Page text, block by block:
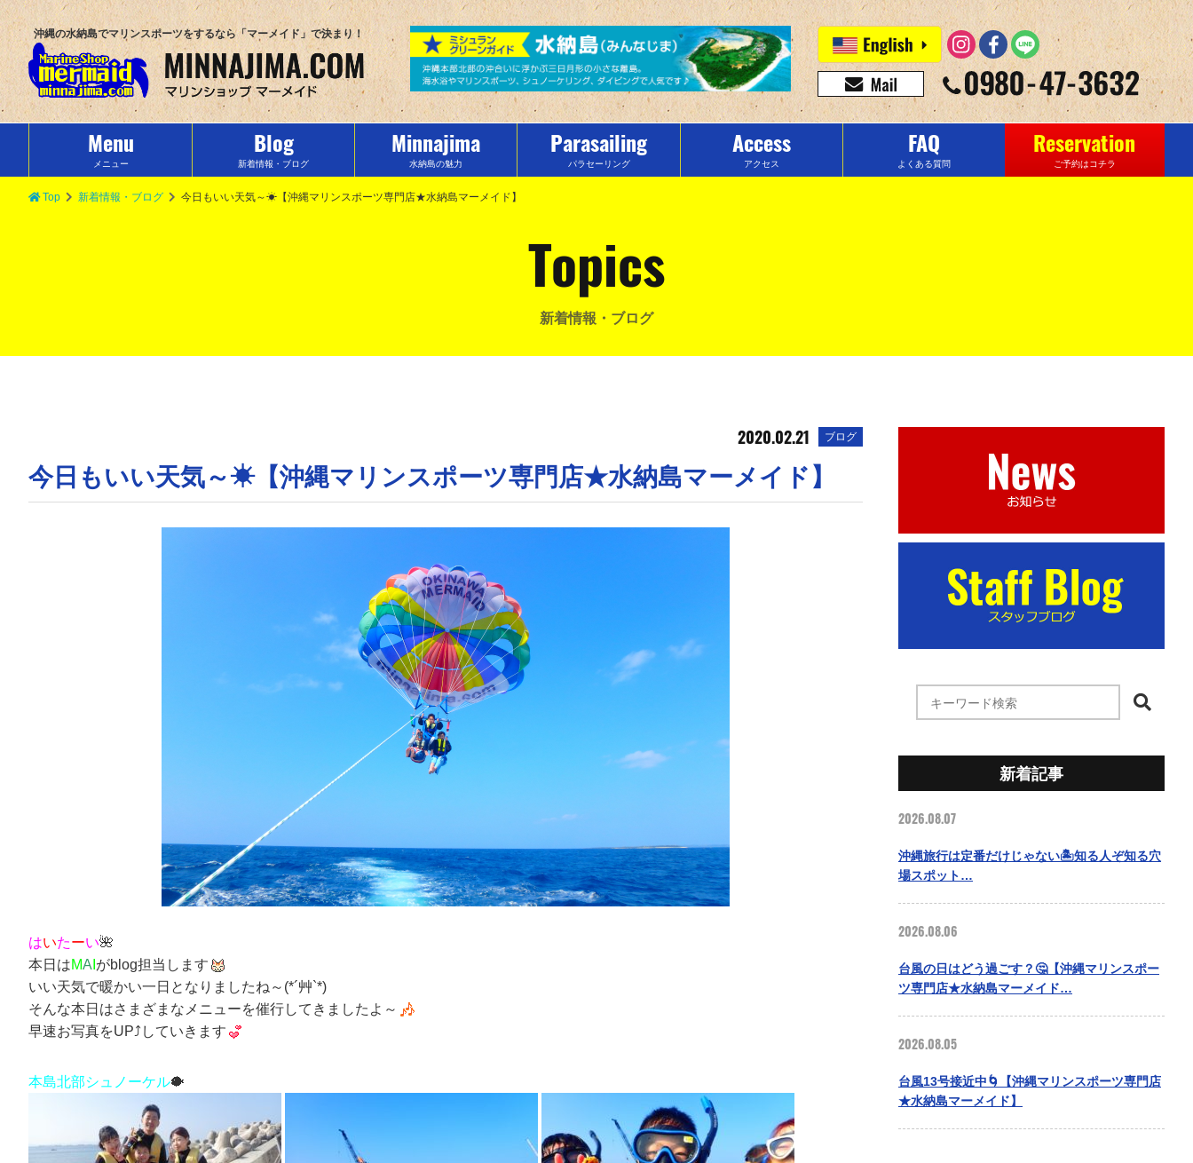
沖縄の水納島でマリンスポーツをするなら「マーメイド」で決まり！
Menu
メニュー
Blog
新着情報・ブログ
Minnajima
水納島の魅力
Parasailing
パラセーリング
Access
アクセス
FAQ
よくある質問
Reservation
ご予約はコチラ
Top 新着情報・ブログ 今日もいい天気～☀【沖縄マリンスポーツ専門店★水納島マーメイド】
Topics
新着情報・ブログ
2020.02.21 ブログ
今日もいい天気～☀【沖縄マリンスポーツ専門店★水納島マーメイド】
はいたーい🌺
本日はMA がblog担当します
いい天気で暖かい一日となりましたね～(*´艸`*)
そんな本日はさまざまなメニューを催行してきましたよ～
早速お写真をUP⤴していきます
本島北部シュノーケル🐡
新着記事
2026.08.07
沖縄旅行は定番だけじゃない🏝️知る人ぞ知る穴
場スポット…
2026.08.06
台風の日はどう過ごす？🤔【沖縄マリンスポー
ツ専門店★水納島マーメイド…
2026.08.05
台風13号接近中🌀【沖縄マリンスポーツ専門店
★水納島マーメイド】